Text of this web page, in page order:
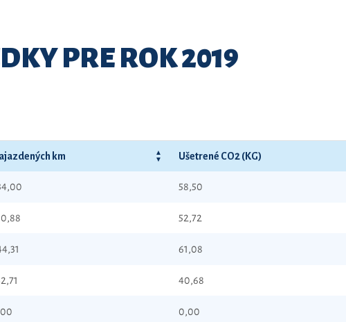
PRE ROK 2019
km Ušetrené CO2 (KG)
58,50
52,72
61,08
40,68
0,00